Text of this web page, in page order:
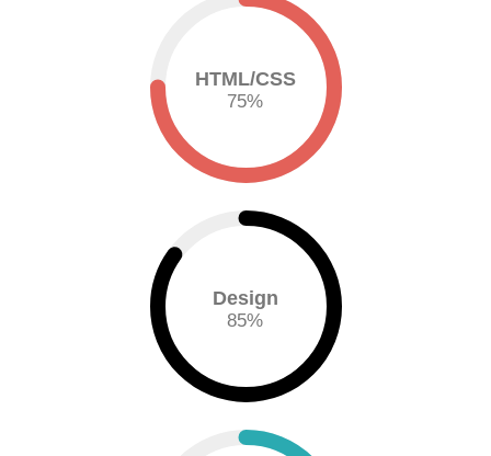
HTML/CSS
75%
Design
85%